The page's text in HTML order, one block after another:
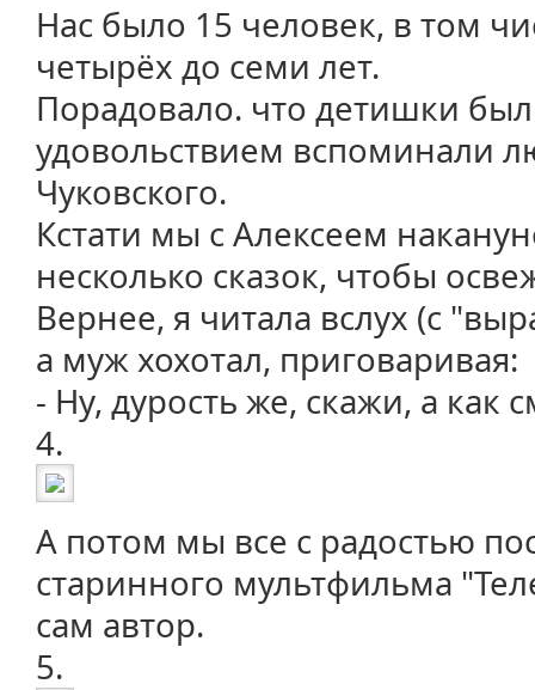
Нас было 15 человек, в том
четырёх до семи лет.
Порадовало. что детишки
удовольствием вспоминали
Чуковского.
Кстати мы с Алексеем
несколько сказок, чтобы
Вернее, я читала вслух (с
а муж хохотал, приговаривая:
- Ну, дурость же, скажи, а как
4.
А потом мы все с радостью
старинного мультфильма
сам автор.
5.